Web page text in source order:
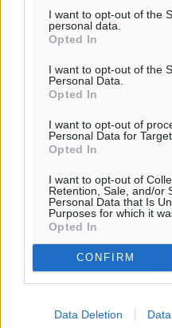
I want to opt-out of the
personal data.
Opted In
I want to opt-out of the
Personal Data.
Opted In
I want to opt-out of
Personal Data for
Opted In
I want to opt-out of
Retention, Sale, and/or
Personal Data that Is
Purposes for which it
Opted In
CONFIRM
Data Deletion
o καιρός τώρα:
km/h
29°
πρόγνωση:
°
ΠΑ